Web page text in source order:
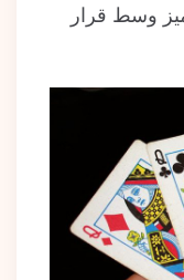
وسط قرار